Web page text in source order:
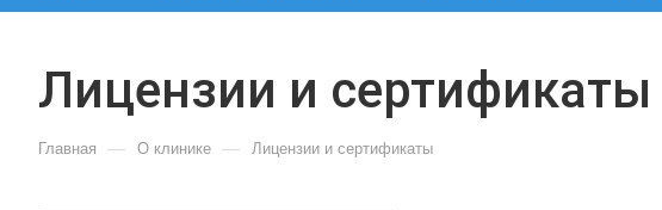
Лицензии и сертификаты
Главная — О клинике — Лицензии и сертификаты